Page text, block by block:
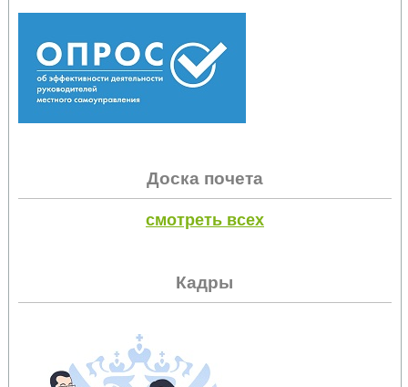
Доска почета
смотреть всех
Кадры